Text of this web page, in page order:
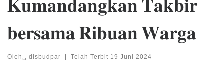
𝐊𝐮𝐦𝐚𝐧𝐝𝐚𝐧𝐠𝐤𝐚𝐧 𝐓𝐚𝐤𝐛𝐢𝐫
𝐛𝐞𝐫𝐬𝐚𝐦𝐚 𝐑𝐢𝐛𝐮𝐚𝐧 𝐖𝐚𝐫𝐠𝐚
Oleh␣ disbudpar Telah Terbit 19 Juni 2024